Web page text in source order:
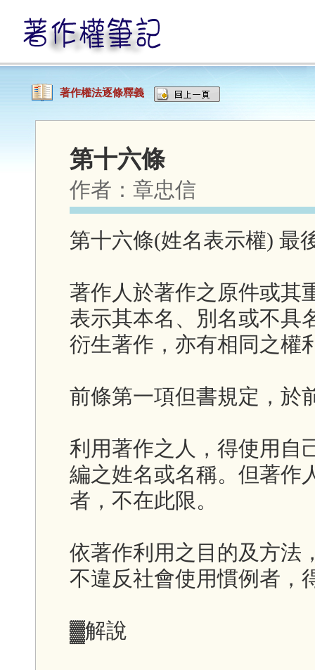
著作權法逐條釋義
第十六條
作者： 章忠信
第十六條(姓名表示權) 最
著作人於著作之原件或其
表示其本名、別名或不具
衍生著作，亦有相同之權
前條第一項但書規定，於
利用著作之人，得使用自
編之姓名或名稱。但著作
者，不在此限。
依著作利用之目的及方法
不違反社會使用慣例者，
▓解說